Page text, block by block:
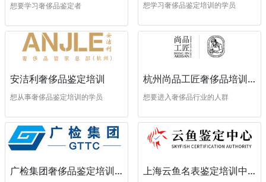
想要学习奢侈品鉴定者 想学习奢侈品鉴定培训的学员
安洁利奢侈品鉴定培训
想从事奢侈品鉴定培训的学员
杭州尚品工匠奢侈品培训学校
想要进入奢侈品行业的人群
广检集团奢侈品鉴定培训中心 上海云鱼名表鉴定培训中心